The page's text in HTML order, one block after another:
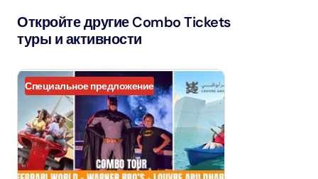
Откройте другие Combo Tickets
туры и активности
Специальное предложение